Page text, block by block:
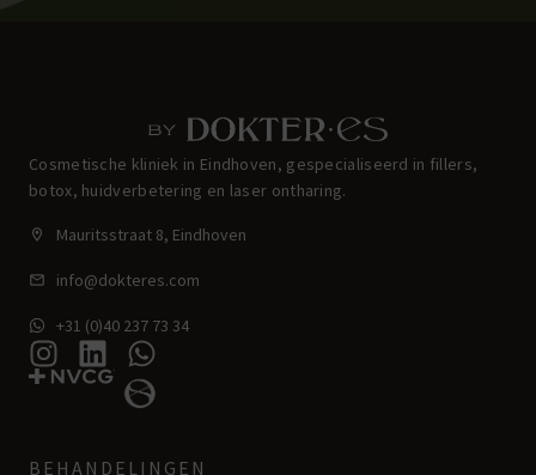
Cosmetische kliniek in Eindhoven, gespecialiseerd in fillers,
botox, huidverbetering en laser ontharing.
Mauritsstraat 8, Eindhoven
info@dokteres.com
+31 (0)40 237 73 34
BEHANDELINGEN